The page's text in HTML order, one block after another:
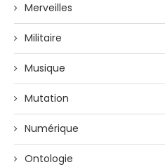
Merveilles
Militaire
Musique
Mutation
Numérique
Ontologie